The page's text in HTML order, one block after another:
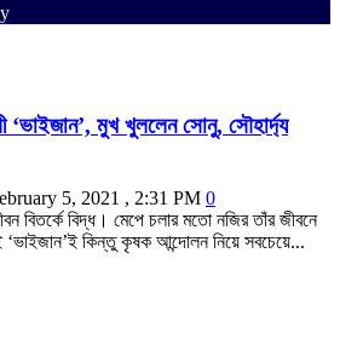
‘ভাইজান’, মুখ খুললেন সোনু, সৌহার্দ্য
5, 2021 , 2:31 PM 0
বিতর্কে বিদ্ধ। মেপে চলার মতো নজির তাঁর জীবনে
‘ভাইজান’ই কিন্তু কৃষক আন্দোলন নিয়ে সবচেয়ে...